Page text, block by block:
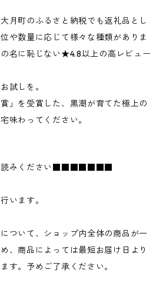
月町のふるさと納税でも返礼品とし
や数量に応じて様々な種類がありま
名に恥じない★4.8以上の高レビュー
試しを。
」を受賞した、黒潮が育てた極上の
味わってください。
みください■■■■■■■
います。
ついて、ショップ内全体の商品が一
、商品によっては最短お届け日より
す。予めご了承ください。